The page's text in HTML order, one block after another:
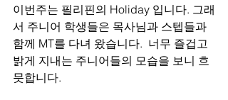
이번주는 필리핀의 Holiday 입니다. 그래
서 주니어 학생들은 목사님과 스텝들과
함께 MT를 다녀 왔습니다.  너무 즐겁고
밝게 지내는 주니어들의 모습을 보니 흐
믓합니다.